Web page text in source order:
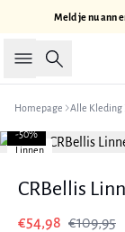
Meld je nu ann
Zoeken
Homepage Alle Kleding
Linnen
-50%
CRBellis
€54,98 €109,95